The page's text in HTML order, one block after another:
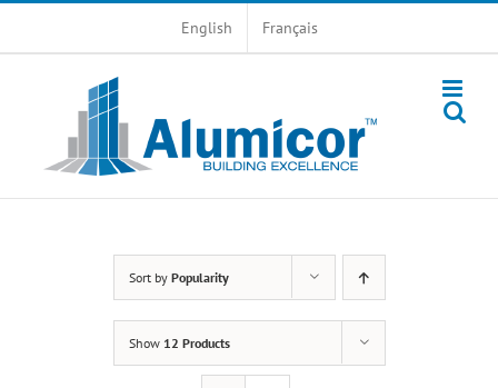
English Français
Sort by Popularity
Show 12 Products